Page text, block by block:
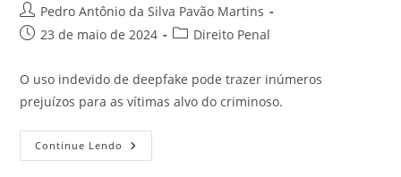
Autor
do
Pedro Antônio da Silva Pavão Martins
Post23 de maio de 2024
Categoria
post:
Direito Penal
O uso indevido de deepfake pode trazer inúmeros
prejuízos para as vítimas alvo do criminoso.
Continue Lendo DeepFake
E